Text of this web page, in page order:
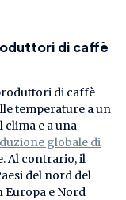
di caffè
di caffè
temperature a un
clima e a una
globale di
Al contrario, il
del nord del
Europa e Nord